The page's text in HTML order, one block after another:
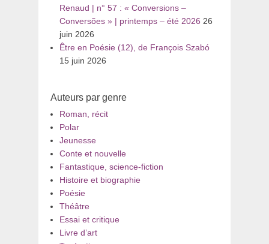
Renaud | n° 57 : « Conversions –
Conversões » | printemps – été 2026 26
juin 2026
Être en Poésie (12), de François Szabó
15 juin 2026
Auteurs par genre
Roman, récit
Polar
Jeunesse
Conte et nouvelle
Fantastique, science-fiction
Histoire et biographie
Poésie
Théâtre
Essai et critique
Livre d’art